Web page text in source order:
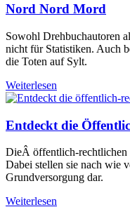
Nord Nord Mord
Sowohl Drehbuchautoren
nicht für Statistiken. Auch
die Toten auf Sylt.
Weiterlesen
Entdeckt die
DieÂ öffentlich-rechtlichen
Dabei stellen sie nach wie
Grundversorgung dar.
Weiterlesen